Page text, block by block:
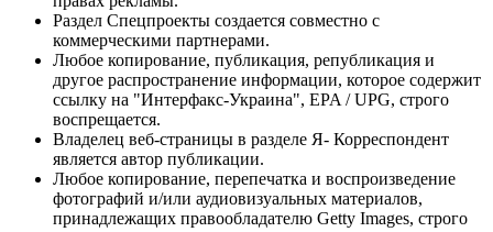
Раздел Спецпроекты создается совместно с
коммерческими партнерами.
Любое копирование, публикация, републикация и
другое распространение информации, которое содержит
ссылку на "Интерфакс-Украина", EPA / UPG, строго
воспрещается.
Владелец веб-страницы в разделе Я- Корреспондент
является автор публикации.
Любое копирование, перепечатка и воспроизведение
фотографий и/или аудиовизуальных материалов,
принадлежащих правообладателю Getty Images, строго